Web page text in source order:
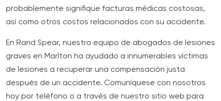
probablemente signifique facturas médicas costosas,
así como otros costos relacionados con su accidente.
En Rand Spear, nuestro equipo de abogados de lesiones
graves en Marlton ha ayudado a innumerables víctimas
de lesiones a recuperar una compensación justa
después de un accidente. Comuníquese con nosotros
hoy por teléfono o a través de nuestro sitio web para